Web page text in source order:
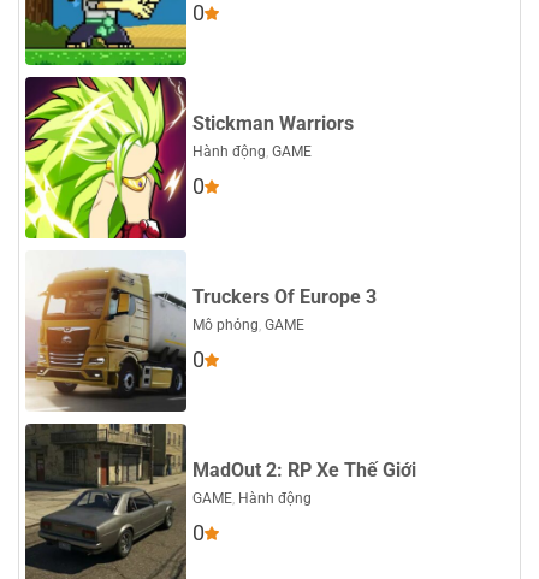
0
Stickman Warriors
Hành động, GAME
0
Truckers Of Europe 3
Mô phỏng, GAME
0
MadOut 2: RP Xe Thế Giới
GAME, Hành động
0